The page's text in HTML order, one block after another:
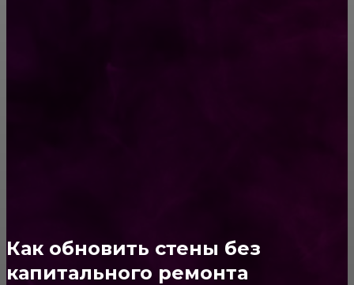
Как обновить стены без
капитального ремонта
Потолок 147